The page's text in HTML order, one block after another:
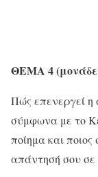
ΘΕΜΑ 4
Πώς επενεργεί η
σύμφωνα με το
ποίημα και
απάντησή σου σε